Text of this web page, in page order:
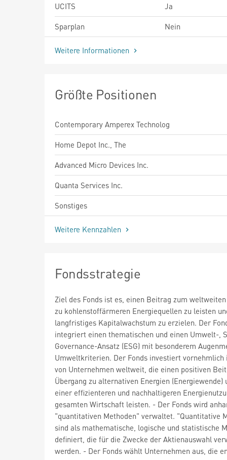
UCITS
Ja
Sparplan
Nein
Weitere Informationen
Größte Positionen
Contemporary Amperex Technolog
Home Depot Inc., The
Advanced Micro Devices Inc.
Quanta Services Inc.
Sonstiges
Weitere Kennzahlen
Fondsstrategie
Ziel des Fonds ist es, einen Beitrag zum
zu kohlenstoffärmeren Energiequellen zu leisten
langfristiges Kapitalwachstum zu erzielen. Der
integriert einen thematischen und einen Umwelt-,
Governance-Ansatz (ESG) mit besonderem
Umweltkriterien. Der Fonds investiert vornehmlich
von Unternehmen weltweit, die einen positiven
Übergang zu alternativen Energien (Energiewende)
einer effizienteren und nachhaltigeren
gesamten Wirtschaft leisten. - Der Fonds wird
"quantitativen Methoden" verwaltet. "Quantitative
sind als mathematische, logische und statistische
definiert, die für die Zwecke der Aktienauswahl
werden. - Der Fonds wählt Unternehmen aus, die